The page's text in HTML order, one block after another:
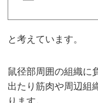
と考えています。
鼠径部周囲の組織に
出たり筋肉や周辺組
ります。